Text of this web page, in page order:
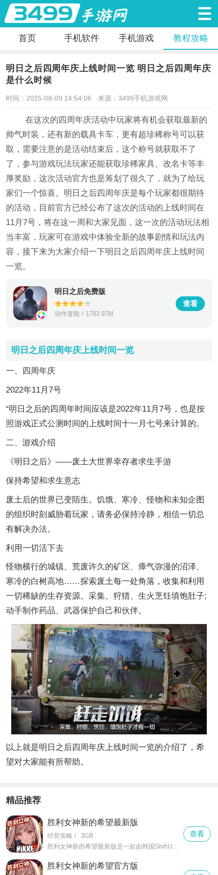
首页 手机软件 手机游戏 教程攻略
明日之后四周年庆上线时间一览 明日之后四周年庆
是什么时候
时间：2025-08-09 14:54:06 来源：3499手机游戏网
在这次的四周年庆活动中玩家将有机会获取最新的
帅气时装，还有新的载具卡车，更有超珍稀称号可以获
取，需要注意的是活动结束后，这个称号就获取不了
了，参与游戏玩法玩家还能获取珍稀家具、改名卡等丰
厚奖励，这次活动官方也是筹划了很久了，就为了给玩
家们一个惊喜。明日之后四周年庆是每个玩家都很期待
的活动，目前官方已经公布了这次的活动的上线时间在
11月7号，将在这一周和大家见面，这一次的活动玩法相
当丰富，玩家可在游戏中体验全新的故事剧情和玩法内
容，接下来为大家介绍一下明日之后四周年庆上线时间
一览。
明日之后免费版
动作冒险 / 1793.97M
查看
明日之后四周年庆上线时间一览
一、四周年庆
2022年11月7号
“明日之后的四周年时间应该是2022年11月7号，也是按
照游戏正式公测时间的上线时间十一月七号来计算的。
二、游戏介绍
《明日之后》——废土大世界幸存者求生手游
保持希望和求生意志
废土后的世界已变陌生。饥饿、寒冷、怪物和未知企图
的组织时刻威胁着玩家，请务必保持冷静，相信一切总
有解决办法。
利用一切活下去
怪物横行的城镇、荒废许久的矿区、瘴气弥漫的沼泽、
寒冷的白树高地……探索废土每一处角落，收集和利用
一切稀缺的生存资源。采集、狩猎、生火烹饪填饱肚子;
动手制作药品、武器保护自己和伙伴。
以上就是明日之后四周年庆上线时间一览的介绍了，希
望对大家能有所帮助。
精品推荐
胜利女神新的希望最新版
经营策略 /
3GB
胜利女神新的希望最新版是一款由韩国ShiftUp开发、腾讯代理的二次元科幻射击RPG手游。游戏以末世为背景，人类在地外机械生命体“莱彻”的入侵下逃至地下世界
查看
胜利女神新的希望官方版